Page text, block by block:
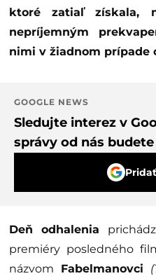
ktoré zatiaľ získala,
nepríjemným
nimi v žiadnom prípade
GOOGLE NEWS
Sledujte interez v
správy od nás
Deň odhalenia
premiéry posledného
názvom Fabelmanovci